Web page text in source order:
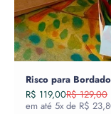
Risco para
Preço promocional
R$ 119,00Preço normal
R$ 129,00
em até 5x de R$